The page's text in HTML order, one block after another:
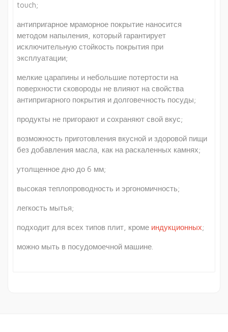
touch;
антипригарное мраморное покрытие наносится
методом напыления, который гарантирует
исключительную стойкость покрытия при
эксплуатации;
мелкие царапины и небольшие потертости на
поверхности сковороды не влияют на свойства
антипригарного покрытия и долговечность посуды;
продукты не пригорают и сохраняют свой вкус;
возможность приготовления вкусной и здоровой пищи
без добавления масла, как на раскаленных камнях;
утолщенное дно до 6 мм;
высокая теплопроводность и эргономичность;
легкость мытья;
подходит для всех типов плит, кроме индукционных;
можно мыть в посудомоечной машине.